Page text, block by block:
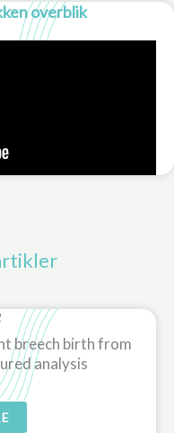
overblik
breech birth from
analysis